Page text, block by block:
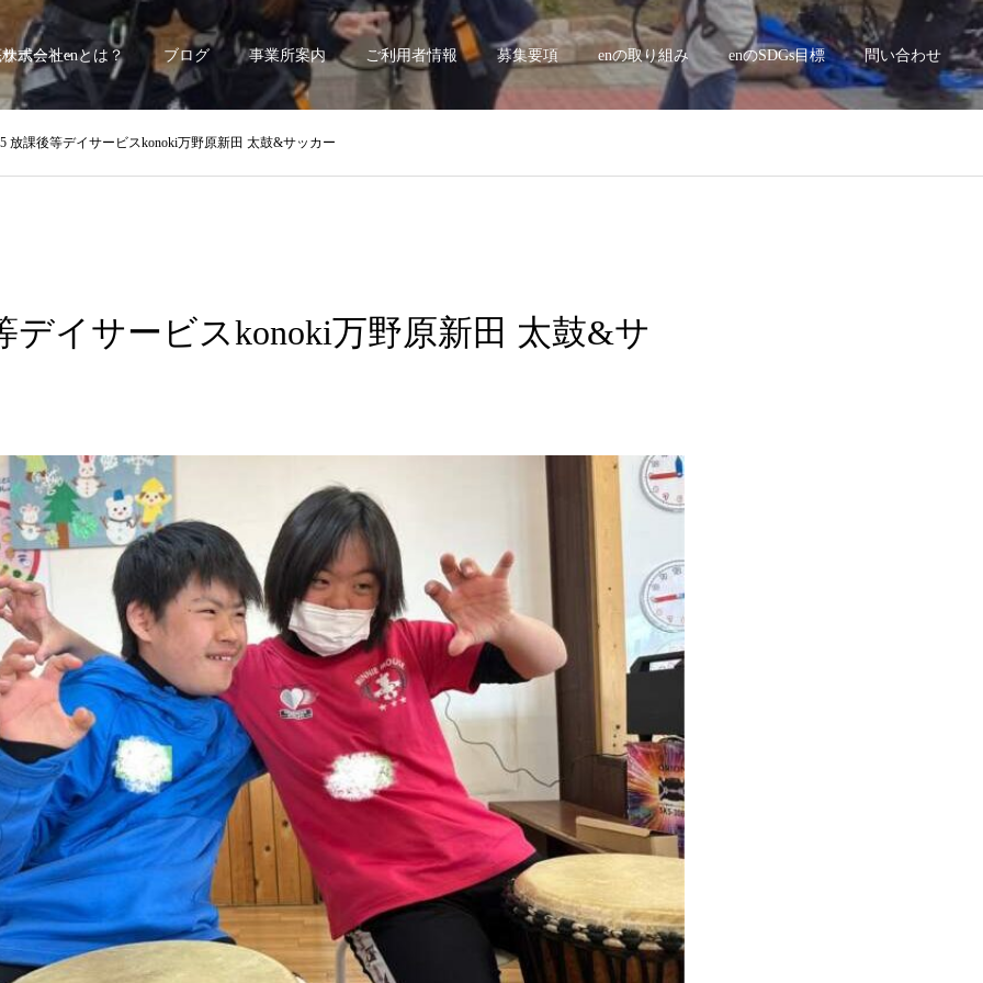
ポート~
株式会社enとは？ ブログ 事業所案内 ご利用者情報 募集要項 enの取り組み enのSDGs目標 問い合わせ
放課後等デイサービスkonoki万野原新田 太鼓&サッカー
デイサービスkonoki万野原新田 太鼓&サ